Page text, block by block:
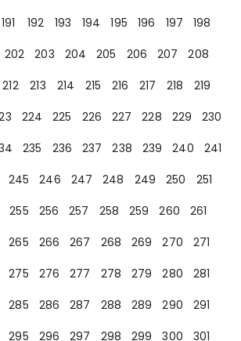
191 192 193 194 195 196 197
198
202 203 204 205 206 207
208
212 213 214 215 216 217 218
219
224 225 226 227 228 229
230
235 236 237 238 239 240
241
245 246 247 248 249 250
251
255 256 257 258 259 260
261
265 266 267 268 269 270
271
275 276 277 278 279 280
281
285 286 287 288 289 290
291
295 296 297 298 299 300 301